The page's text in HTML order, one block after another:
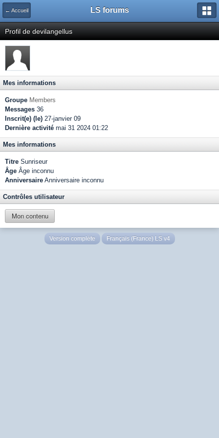
← Accueil LS forums
Profil de devilangellus
Mes informations
Groupe Members
Messages 36
Inscrit(e) (le) 27-janvier 09
Dernière activité mai 31 2024 01:22
Mes informations
Titre Sunriseur
Âge Âge inconnu
Anniversaire Anniversaire inconnu
Contrôles utilisateur
Mon contenu
Version complète Français (France) LS v4